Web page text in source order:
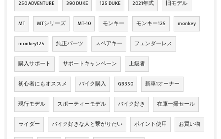
250 ADVENTURE 390 DUKE 125 DUKE 2021年式 旧モデル
MT MTシリーズ MT-10 モンキー モンキー125 monkey
monkey125 純正パーツ スペアキー フェンダーレス
購入サポート サポートキャンペーン 上級者
初心者にもオススメ バイク購入 GB350 新車1オーナー
現行モデル スポーティーモデル バイク好き 在庫一掃セール
ライダー バイク好きな人と繋がりたい ポイント使用 お買い物